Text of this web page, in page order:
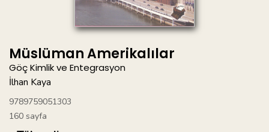
Müslüman Amerikalılar
Göç Kimlik ve Entegrasyon
İlhan Kaya
9789759051303
160 sayfa